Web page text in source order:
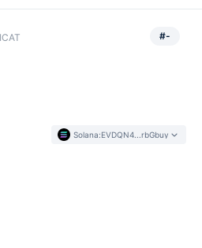
#-
Solana:EVDQN4...rbGbuy